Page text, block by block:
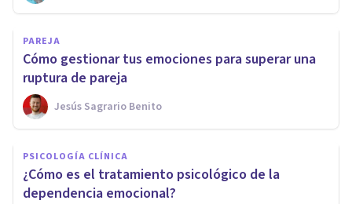
PAREJA
Cómo gestionar tus emociones para superar una
ruptura de pareja
Jesús Sagrario Benito
PSICOLOGÍA CLÍNICA
¿Cómo es el tratamiento psicológico de la
dependencia emocional?